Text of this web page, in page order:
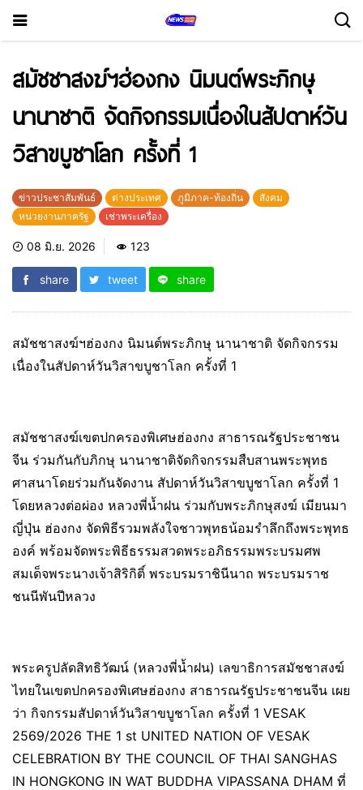
สมัชชาสงฆ์ฯฮ่องกง นิมนต์พระภิกษุ
นานาชาติ จัดกิจกรรมเนื่องในสัปดาห์วัน
วิสาขบูชาโลก ครั้งที่ 1
ข่าวประชาสัมพันธ์ ต่างประเทศ ภูมิภาค-ท้องถิ่น
สังคม
หน่วยงานภาครัฐ
เช่าพระเครื่อง
08 มิ.ย. 2026 123
share tweet share
สมัชชาสงฆ์ฯฮ่องกง นิมนต์พระภิกษุ นานาชาติ จัดกิจกรรม
เนื่องในสัปดาห์วันวิสาขบูชาโลก ครั้งที่ 1
สมัชชาสงฆ์เขตปกครองพิเศษฮ่องกง สาธารณรัฐประชาชน
จีน ร่วมกันกับภิกษุ นานาชาติจัดกิจกรรมสืบสานพระพุทธ
ศาสนาโดยร่วมกันจัดงาน สัปดาห์วันวิสาขบูชาโลก ครั้งที่ 1
โดยหลวงต่อผ่อง หลวงพี่น้ำฝน ร่วมกับพระภิกษุสงฆ์ เมียนมา
ญี่ปุ่น ฮ่องกง จัดพิธีรวมพลังใจชาวพุทธน้อมรำลึกถึงพระพุทธ
องค์ พร้อมจัดพระพิธีธรรมสวดพระอภิธรรมพระบรมศพ
สมเด็จพระนางเจ้าสิริกิติ์ พระบรมราชินีนาถ พระบรมราช
ชนนีพันปีหลวง
พระครูปลัดสิทธิวัฒน์ (หลวงพี่น้ำฝน) เลขาธิการสมัชชาสงฆ์
ไทยในเขตปกครองพิเศษฮ่องกง สาธารณรัฐประชาชนจีน เผย
ว่า กิจกรรมสัปดาห์วันวิสาขบูชาโลก ครั้งที่ 1 VESAK
2569/2026 THE 1 st UNITED NATION OF VESAK
CELEBRATION BY THE COUNCIL OF THAI SANGHAS
IN HONGKONG IN WAT BUDDHA VIPASSANA DHAM ที่